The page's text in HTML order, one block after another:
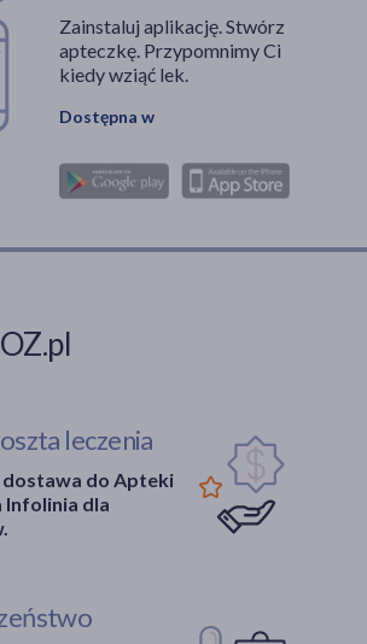
Zainstaluj aplikację. Stwórz
apteczkę. Przypomnimy Ci
kiedy wziąć lek.
Dostępna w
leczenia
do Apteki
Infolinia dla